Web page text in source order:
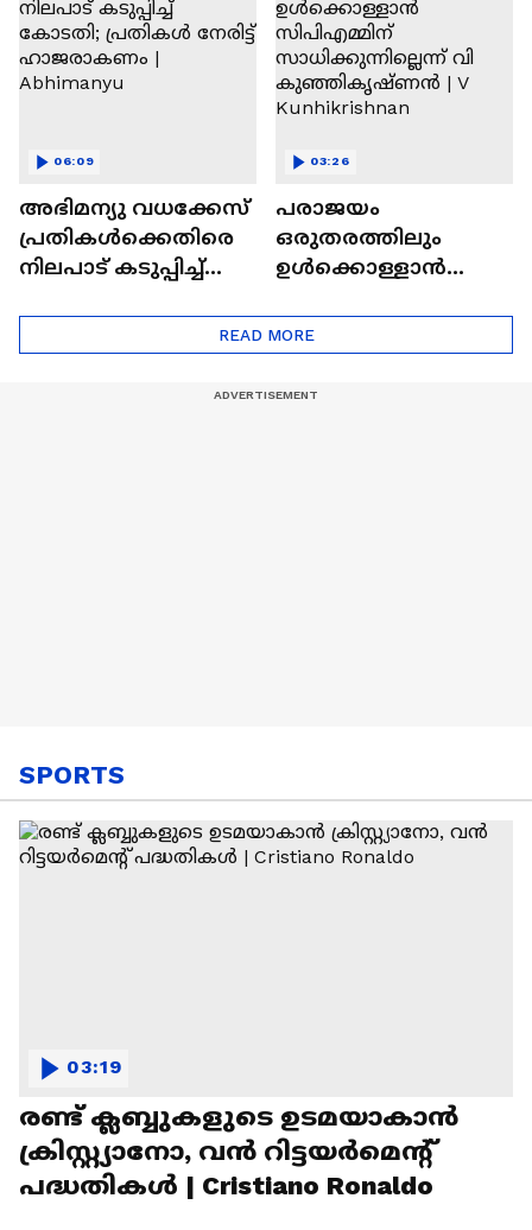
അഭിമന്യു വധക്കേസ്
പ്രതികൾക്കെതിരെ
നിലപാട് കടുപ്പിച്ച്
നേരിട്ട് ഹാജരാകണം
| Abhimanyu
06:09
പരാജയം
ഒരുതരത്തിലും
ഉൾക്കൊള്ളാൻ
സാധിക്കുന്നില്ലെന്ന് വി
കുഞ്ഞികൃഷ്ണൻ | V
03:26
READ MORE
SPORTS
രണ്ട്‌ ക്ലബ്ബുകളുടെ ഉടമയാകാന്‍
ക്രിസ്റ്റ്യാനോ, വന്‍ റിട്ടയര്‍മെന്റ്‌
പദ്ധതികള്‍ | Cristiano Ronaldo
03:19